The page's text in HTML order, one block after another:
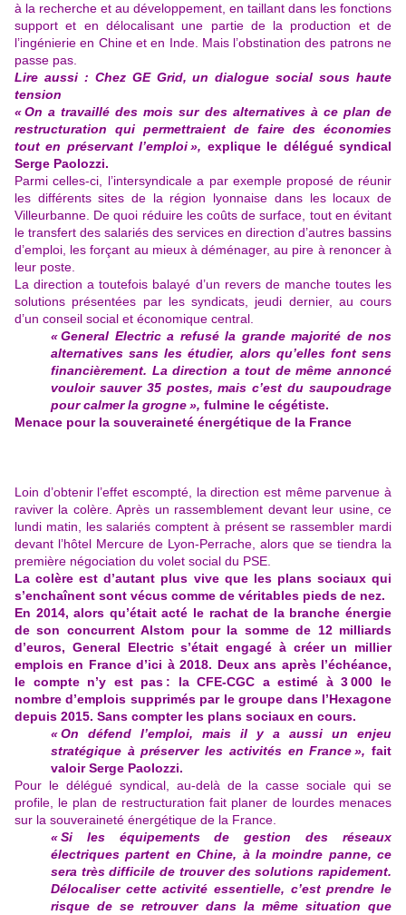
à la recherche et au développement, en taillant dans les fonctions
support et en délocalisant une partie de la production et de
l’ingénierie en Chine et en Inde. Mais l’obstination des patrons ne
passe pas.
Lire aussi : Chez GE Grid, un dialogue social sous haute
tension
« On a travaillé des mois sur des alternatives à ce plan de
restructuration qui permettraient de faire des économies
tout en préservant l’emploi », explique le délégué syndical
Serge Paolozzi.
Parmi celles-ci, l’intersyndicale a par exemple proposé de réunir
les différents sites de la région lyonnaise dans les locaux de
Villeurbanne. De quoi réduire les coûts de surface, tout en évitant
le transfert des salariés des services en direction d’autres bassins
d’emploi, les forçant au mieux à déménager, au pire à renoncer à
leur poste.
La direction a toutefois balayé d’un revers de manche toutes les
solutions présentées par les syndicats, jeudi dernier, au cours
d’un conseil social et économique central.
« General Electric a refusé la grande majorité de nos
alternatives sans les étudier, alors qu’elles font sens
financièrement. La direction a tout de même annoncé
vouloir sauver 35 postes, mais c’est du saupoudrage
pour calmer la grogne », fulmine le cégétiste.
Menace pour la souveraineté énergétique de la France
Loin d’obtenir l’effet escompté, la direction est même parvenue à
raviver la colère. Après un rassemblement devant leur usine, ce
lundi matin, les salariés comptent à présent se rassembler mardi
devant l’hôtel Mercure de Lyon-Perrache, alors que se tiendra la
première négociation du volet social du PSE.
La colère est d’autant plus vive que les plans sociaux qui
s’enchaînent sont vécus comme de véritables pieds de nez.
En 2014, alors qu’était acté le rachat de la branche énergie
de son concurrent Alstom pour la somme de 12 milliards
d’euros, General Electric s’était engagé à créer un millier
emplois en France d’ici à 2018. Deux ans après l’échéance,
le compte n’y est pas : la CFE-CGC a estimé à 3 000 le
nombre d’emplois supprimés par le groupe dans l’Hexagone
depuis 2015. Sans compter les plans sociaux en cours.
« On défend l’emploi, mais il y a aussi un enjeu
stratégique à préserver les activités en France », fait
valoir Serge Paolozzi.
Pour le délégué syndical, au-delà de la casse sociale qui se
profile, le plan de restructuration fait planer de lourdes menaces
sur la souveraineté énergétique de la France.
« Si les équipements de gestion des réseaux
électriques partent en Chine, à la moindre panne, ce
sera très difficile de trouver des solutions rapidement.
Délocaliser cette activité essentielle, c’est prendre le
risque de se retrouver dans la même situation que